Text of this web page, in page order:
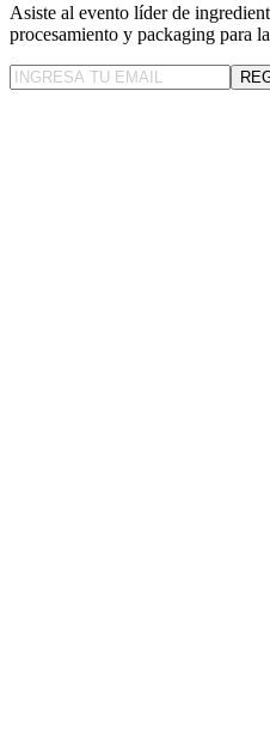
Asiste al evento líderde
procesamiento y packaging para